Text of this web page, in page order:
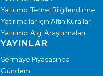
Yatırımcı Temel Bilgilendirme
Yatırımcılar İçin Altın Kurallar
Yatırımcı Algı Araştırmaları
YAYINLAR
Sermaye Piyasasında
Gündem